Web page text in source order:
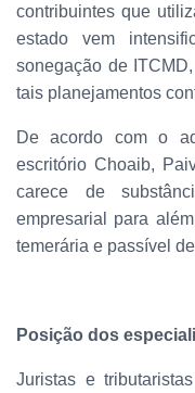
contribuintes que
estado vem
sonegação de
tais planejamentos
De acordo com o
escritório Choaib,
carece de
empresarial para
temerária e passível
Posição dos
Juristas e